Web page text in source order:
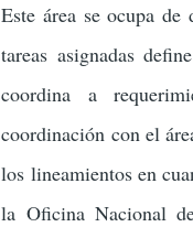
la
Este área se ocupa
tareas asignadas
coordina a
coordinación con el
los lineamientos en
la Oficina Nacional